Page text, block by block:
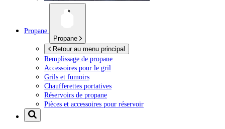
Propane
Propane
Retour au menu principal
Remplissage de propane
Accessoires pour le gril
Grils et fumoirs
Chaufferettes portatives
Réservoirs de propane
Pièces et accessoires pour réservoir